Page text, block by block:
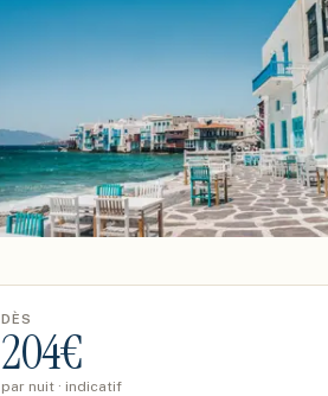
DÈS
204€
par nuit · indicatif